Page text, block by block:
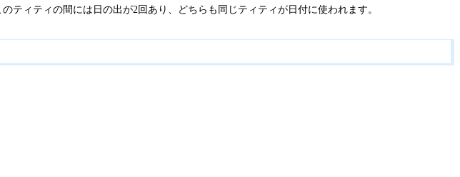
ィティの間には日の出が2回あり、どちらも同じティティが日付に使われます。